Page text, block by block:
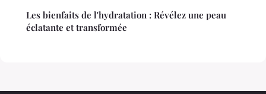
Les bienfaits de l'hydratation : Révélez une peau
éclatante et transformée